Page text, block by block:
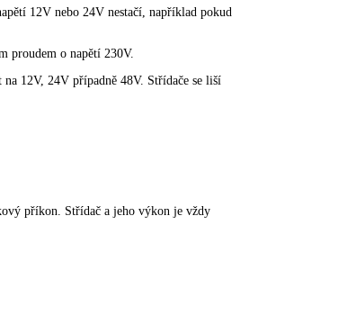
12V nebo 24V nestačí, například pokud
proudem o napětí 230V.
12V, 24V případně 48V. Střídače se liší
příkon. Střídač a jeho výkon je vždy